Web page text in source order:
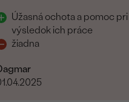
Úžasná ochota a pomoc
výsledok ich práce
žiadna